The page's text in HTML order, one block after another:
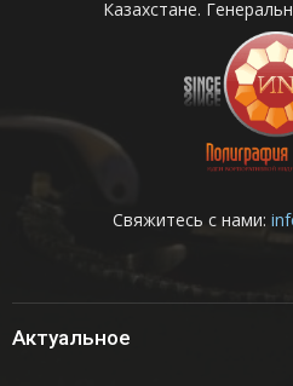
Казахстане.
Свяжитесь с нами:
Актуальное